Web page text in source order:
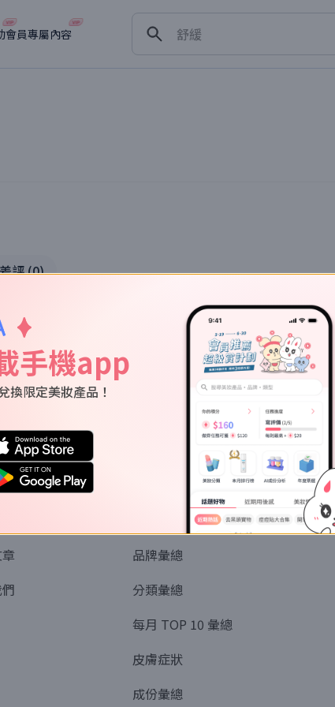
會員專屬內容
舒緩
評(0)
品牌彙總
分類彙總
每月 TOP 10 彙總
皮膚症狀
成份彙總
探索
商業
產品
手機app
換限定美妝產品！